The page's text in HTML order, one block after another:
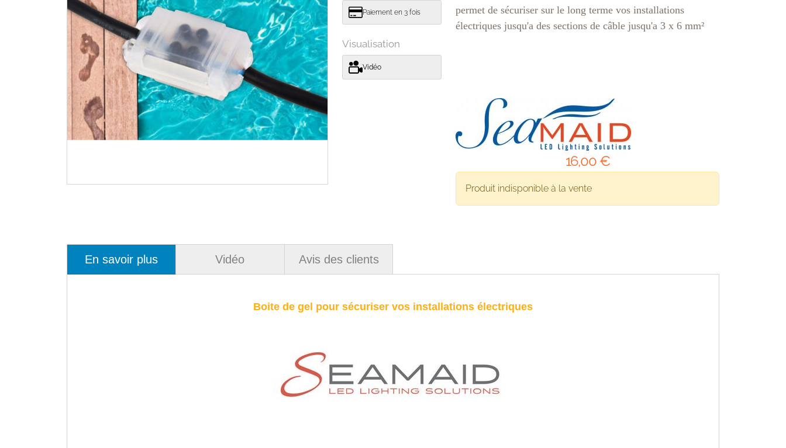
Paiement en 3 fois
Visualisation
Vidéo
permet de sécuriser sur le long terme vos installations
électriques jusqu'a des sections de câble jusqu'a 3 x 6 mm²
16,00€
Produit indisponible à la vente
En savoir plus Vidéo Avis des clients
Boite de gel pour sécuriser vos installations électriques